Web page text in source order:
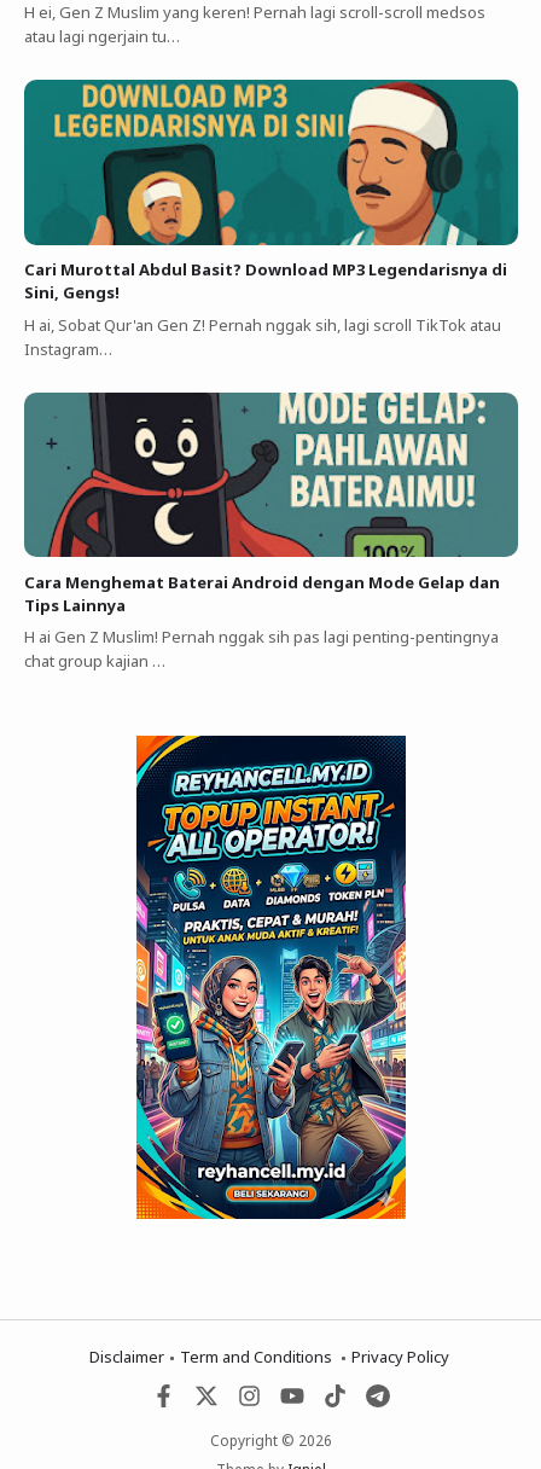
H ei, Gen Z Muslim yang keren! Pernah lagi scroll-scroll medsos
atau lagi ngerjain tu…
Cari Murottal Abdul Basit? Download MP3 Legendarisnya di
Sini, Gengs!
H ai, Sobat Qur'an Gen Z! Pernah nggak sih, lagi scroll TikTok atau
Instagram…
Cara Menghemat Baterai Android dengan Mode Gelap dan
Tips Lainnya
H ai Gen Z Muslim! Pernah nggak sih pas lagi penting-pentingnya
chat group kajian …
Disclaimer Term and Conditions Privacy Policy
Copyright © 2026